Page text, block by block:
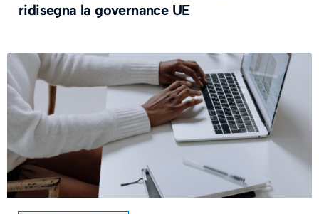
ridisegna la governance UE